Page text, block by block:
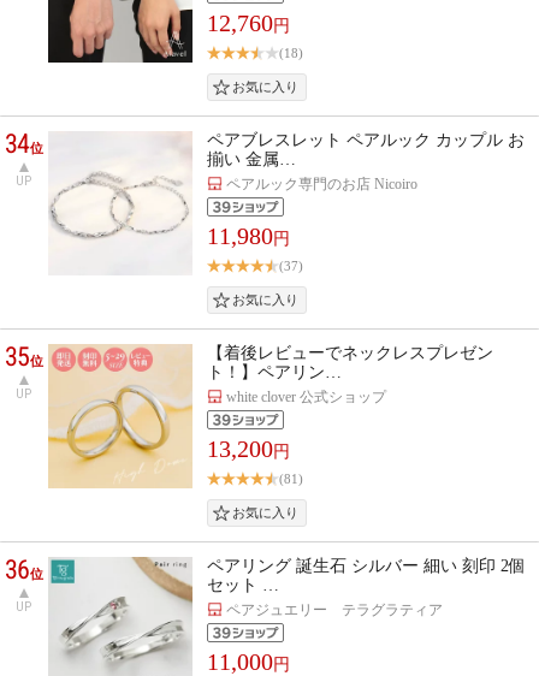
12,760円
(18)
34位
UP
ペアブレスレット ペアルック カップル お
揃い 金属…
ペアルック専門のお店 Nicoiro
11,980円
(37)
35位
UP
【着後レビューでネックレスプレゼン
ト！】ペアリン…
white clover 公式ショップ
13,200円
(81)
36位
UP
ペアリング 誕生石 シルバー 細い 刻印 2個
セット …
ペアジュエリー テラグラティア
11,000円